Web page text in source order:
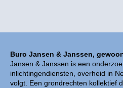
Buro Jansen & Janssen,
Jansen & Janssen is een
inlichtingendiensten, overheid in
volgt. Een grondrechten kollektief